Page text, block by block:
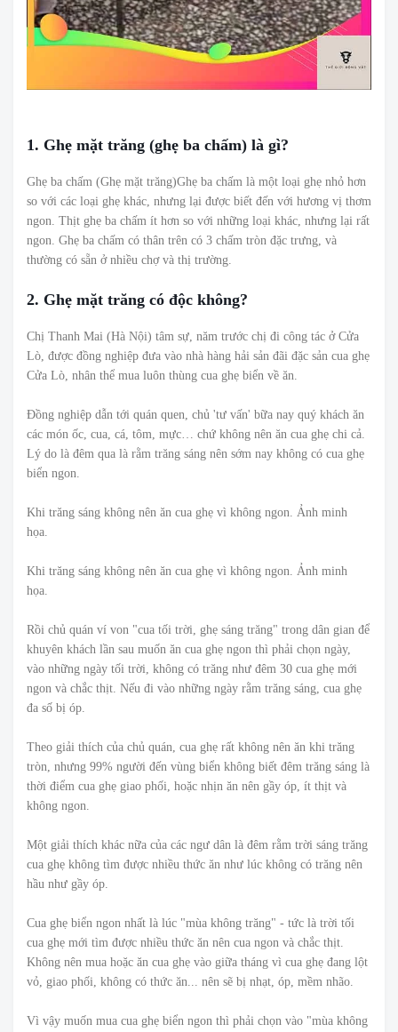
1. Ghẹ mặt trăng (ghẹ ba chấm) là gì?
Ghẹ ba chấm (Ghẹ mặt trăng)Ghẹ ba chấm là một loại ghẹ nhỏ hơn
so với các loại ghẹ khác, nhưng lại được biết đến với hương vị thơm
ngon. Thịt ghẹ ba chấm ít hơn so với những loại khác, nhưng lại rất
ngon. Ghẹ ba chấm có thân trên có 3 chấm tròn đặc trưng, và
thường có sẵn ở nhiều chợ và thị trường.
2. Ghẹ mặt trăng có độc không?
Chị Thanh Mai (Hà Nội) tâm sự, năm trước chị đi công tác ở Cửa
Lò, được đồng nghiệp đưa vào nhà hàng hải sản đãi đặc sản cua ghẹ
Cửa Lò, nhân thể mua luôn thùng cua ghẹ biển về ăn.
Đồng nghiệp dẫn tới quán quen, chủ 'tư vấn' bữa nay quý khách ăn
các món ốc, cua, cá, tôm, mực… chứ không nên ăn cua ghẹ chi cả.
Lý do là đêm qua là rằm trăng sáng nên sớm nay không có cua ghẹ
biển ngon.
Khi trăng sáng không nên ăn cua ghẹ vì không ngon. Ảnh minh
họa.
Khi trăng sáng không nên ăn cua ghẹ vì không ngon. Ảnh minh
họa.
Rồi chủ quán ví von "cua tối trời, ghẹ sáng trăng" trong dân gian để
khuyên khách lần sau muốn ăn cua ghẹ ngon thì phải chọn ngày,
vào những ngày tối trời, không có trăng như đêm 30 cua ghẹ mới
ngon và chắc thịt. Nếu đi vào những ngày rằm trăng sáng, cua ghẹ
đa số bị óp.
Theo giải thích của chủ quán, cua ghẹ rất không nên ăn khi trăng
tròn, nhưng 99% người đến vùng biển không biết đêm trăng sáng là
thời điểm cua ghẹ giao phối, hoặc nhịn ăn nên gầy óp, ít thịt và
không ngon.
Một giải thích khác nữa của các ngư dân là đêm rằm trời sáng trăng
cua ghẹ không tìm được nhiều thức ăn như lúc không có trăng nên
hầu như gầy óp.
Cua ghẹ biển ngon nhất là lúc "mùa không trăng" - tức là trời tối
cua ghẹ mới tìm được nhiều thức ăn nên cua ngon và chắc thịt.
Không nên mua hoặc ăn cua ghẹ vào giữa tháng vì cua ghẹ đang lột
vỏ, giao phối, không có thức ăn... nên sẽ bị nhạt, óp, mềm nhão.
Vì vậy muốn mua cua ghẹ biển ngon thì phải chọn vào "mùa không